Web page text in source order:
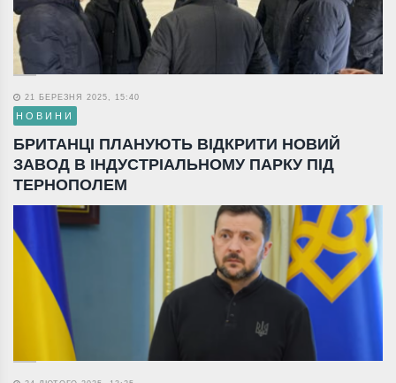
21 БЕРЕЗНЯ 2025, 15:40
НОВИНИ
БРИТАНЦІ ПЛАНУЮТЬ ВІДКРИТИ НОВИЙ
ЗАВОД В ІНДУСТРІАЛЬНОМУ ПАРКУ ПІД
ТЕРНОПОЛЕМ